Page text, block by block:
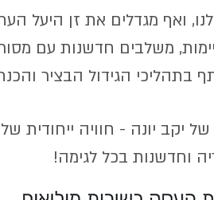
ואף מגדלים את זן היעל
משלבים חדשנות עם
הגידול הבציר והכנת
יקב יונה - חוויה ייחודית
וחדשנות בכל לגימה!